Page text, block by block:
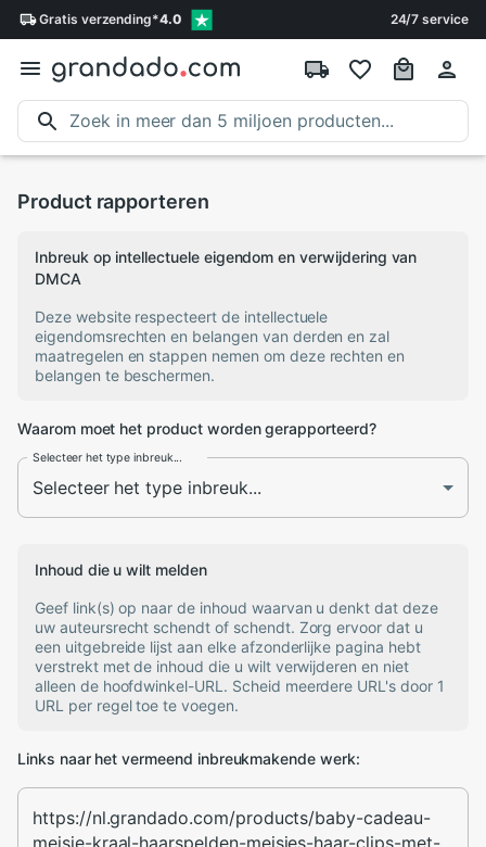
Gratis verzending*4.0 24/7 service
Product rapporteren
Inbreuk op intellectuele eigendom en verwijdering van
DMCA
Deze website respecteert de intellectuele
eigendomsrechten en belangen van derden en zal
maatregelen en stappen nemen om deze rechten en
belangen te beschermen.
Waarom moet het product worden gerapporteerd?
Selecteer het type inbreuk...
Inhoud die u wilt melden
Geef link(s) op naar de inhoud waarvan u denkt dat deze
uw auteursrecht schendt of schendt. Zorg ervoor dat u
een uitgebreide lijst aan elke afzonderlijke pagina hebt
verstrekt met de inhoud die u wilt verwijderen en niet
alleen de hoofdwinkel-URL. Scheid meerdere URL's door 1
URL per regel toe te voegen.
Links naar het vermeend inbreukmakende werk: